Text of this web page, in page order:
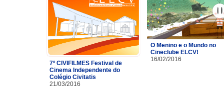
7º CIVIFILMES Festival de
Cinema Independente do
Colégio Civitatis
21/03/2016
O Menino e o Mundo no
Cineclube ELCV!
16/02/2016